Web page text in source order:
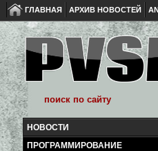
ГЛАВНАЯ АРХИВ НОВОСТЕЙ
НОВОСТИ
ПРОГРАММИРОВАНИЕ